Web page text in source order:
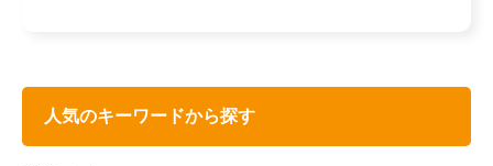
人気のキーワードから探す